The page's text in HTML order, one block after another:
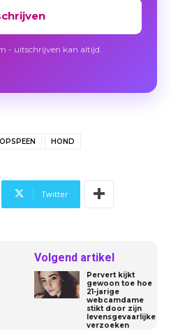
- uitschrijven kan altijd.
HOND
Twitter
Volgend artikel
Pervert kijkt
gewoon toe hoe
21-jarige
webcamdame
stikt door zijn
levensgevaarlijke
verzoeken